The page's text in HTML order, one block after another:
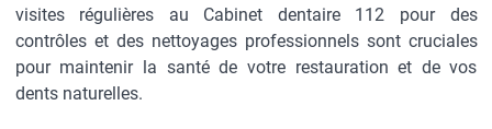
visites régulières au Cabinet dentaire 112 pour des
contrôles et des nettoyages professionnels sont cruciales
pour maintenir la santé de votre restauration et de vos
dents naturelles.